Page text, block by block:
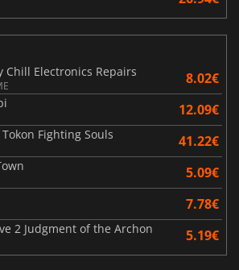
Chill Electronics Repairs
8.02€
12.09€
Fighting Souls 41.22€
5.09€
7.78€
2 Judgment of the Archon 5.19€